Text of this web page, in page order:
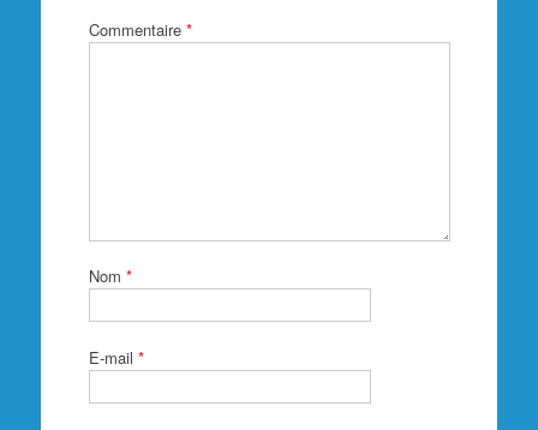
Commentaire *
Nom *
E-mail *